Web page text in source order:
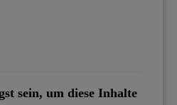
sein, um diese Inhalte